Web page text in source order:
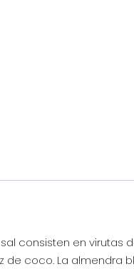
consisten en
coco. La almendra